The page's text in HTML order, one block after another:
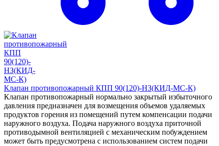
Клапан противопожарный КПП 90(120)-НЗ(КИД-МС-К)
Клапан противопожарный нормально закрытый избыточного
давления предназначен для возмещения объемов удаляемых
продуктов горения из помещений путем компенсации подачи
наружного воздуха. Подача наружного воздуха приточной
противодымной вентиляцией с механическим побуждением
может быть предусмотрена с использованием систем подачи